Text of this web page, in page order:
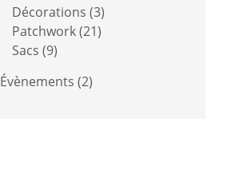
Décorations (3)
Patchwork(21)
Sacs (9)
Évènements (2)